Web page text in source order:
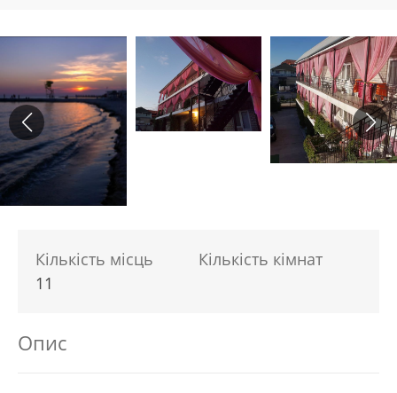
Кількість місць
11
Кількість кімнат
Опис